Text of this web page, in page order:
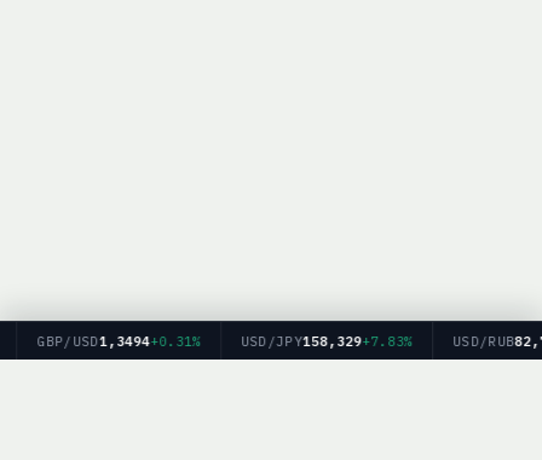
GBP/USD1,3494+0.31% USD/JPY158,329+7.83% USD/RUB82,79